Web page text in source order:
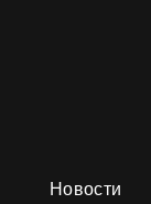
Новости